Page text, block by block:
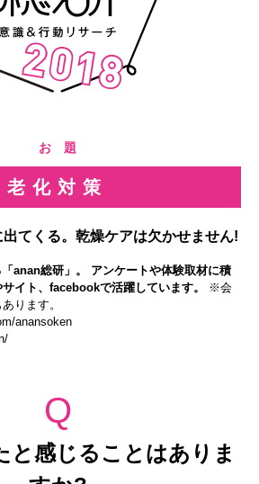
お 題
老化対策
てくる。乾燥ケアは欠かせません!
anan総研」。 アンケートや体験取材に積
イト、facebookで活躍しています。
※会
ります。
anansoken
Q
と感じることはありま